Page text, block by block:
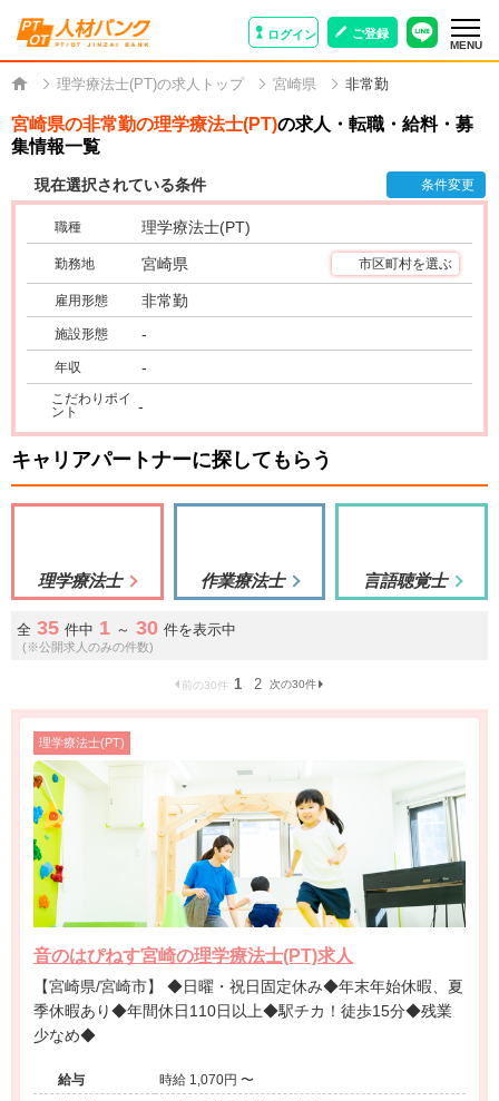
ログイン ご登録
MENU
理学療法士(PT)の求人トップ 宮崎県 非常勤
宮崎県の非常勤の理学療法士(PT)の求人・転職・給料・募
集情報一覧
現在選択されている条件 条件変更
職種 理学療法士(PT)
勤務地 宮崎県 市区町村を選ぶ
雇用形態 非常勤
施設形態 -
年収 -
こだわりポイ
ント
-
キャリアパートナーに探してもらう
理学療法士 作業療法士 言語聴覚士
全 35 件中 1 ～ 30 件を表示中
(※公開求人のみの件数)
前の30件 1 2 次の30件
理学療法士(PT)
音のはぴねす宮崎の理学療法士(PT)求人
【宮崎県/宮崎市】 ◆日曜・祝日固定休み◆年末年始休暇、夏
季休暇あり◆年間休日110日以上◆駅チカ！徒歩15分◆残業
少なめ◆
給与
時給 1,070円 〜